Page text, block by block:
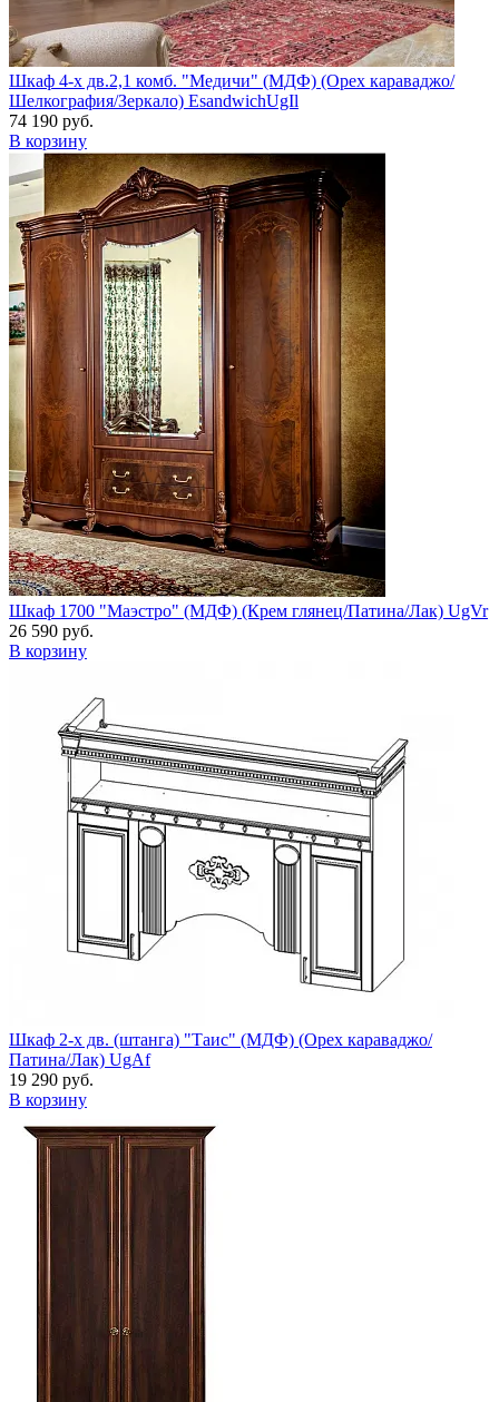
Шкаф 4-х дв.2,1 комб. "Медичи" (МДФ) (Орех караваджо/
Шелкография/Зеркало) EsandwichUgIl
74 190 руб.
В корзину
Шкаф 1700 "Маэстро" (МДФ) (Крем глянец/Патина/Лак) UgVr
26 590 руб.
В корзину
Шкаф 2-х дв. (штанга) "Таис" (МДФ) (Орех караваджо/
Патина/Лак) UgAf
19 290 руб.
В корзину